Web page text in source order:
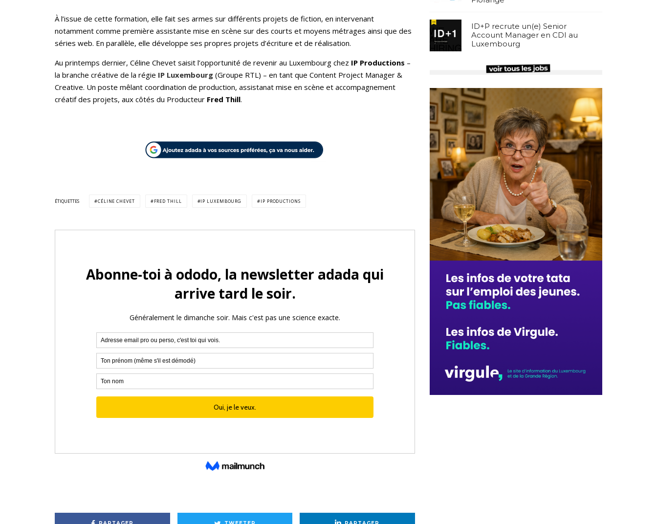
À l’issue de cette formation, elle fait ses armes sur différents projets de fiction, en intervenant
notamment comme première assistante mise en scène sur des courts et moyens métrages ainsi que des
séries web. En parallèle, elle développe ses propres projets d’écriture et de réalisation.
Au printemps dernier, Céline Chevet saisit l’opportunité de revenir au Luxembourg chez IP Productions –
la branche créative de la régie IP Luxembourg (Groupe RTL) – en tant que Content Project Manager &
Creative. Un poste mêlant coordination de production, assistanat mise en scène et accompagnement
créatif des projets, aux côtés du Producteur Fred Thill.
ÉTIQUETTES CÉLINE CHEVET FRED THILL IP LUXEMBOURG IP PRODUCTIONS
ID+P recrute un(e) Senior
Account Manager en CDI au
Luxembourg